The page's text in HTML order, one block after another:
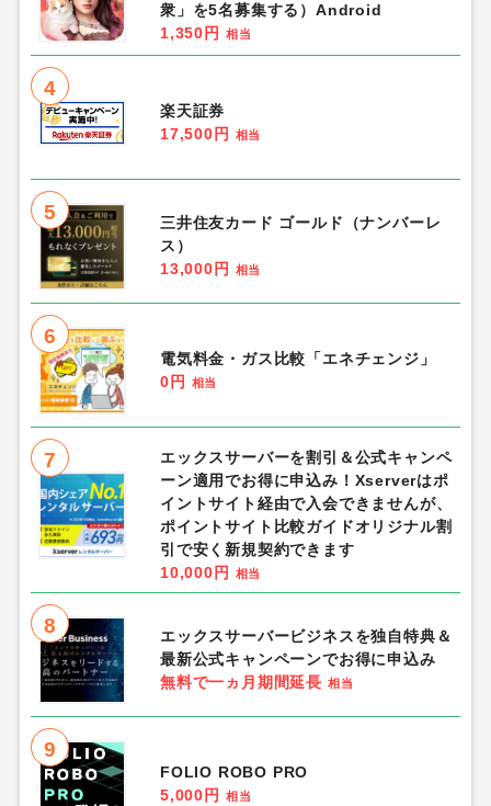
衆」を5名募集する）Android
1,350円
相当
4
楽天証券
17,500円
相当
5
三井住友カード ゴールド（ナンバーレ
ス）
13,000円
相当
6
電気料金・ガス比較「エネチェンジ」
0円
相当
7
エックスサーバーを割引＆公式キャンペ
ーン適用でお得に申込み！Xserverはポ
イントサイト経由で入会できませんが、
ポイントサイト比較ガイドオリジナル割
引で安く新規契約できます
10,000円
相当
8
エックスサーバービジネスを独自特典＆
最新公式キャンペーンでお得に申込み
無料で一ヵ月期間延長 相当
9
FOLIO ROBO PRO
5,000円
相当